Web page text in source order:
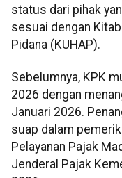
status dari pihak
sesuai dengan
Pidana (KUHAP).
Sebelumnya, KPK
2026 dengan
Januari 2026.
suap dalam
Pelayanan Pajak
Jenderal Pajak